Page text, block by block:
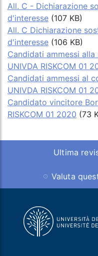
All. C - Dichiarazione
d'interesse (107 KB)
All. C Dichiarazione
d'interesse (106 KB)
Candidati ammessi
UNIVDA RISKCOM 01
Candidati ammessi al
UNIVDA RISKCOM 01
Candidato vincitore
RISKCOM 01 2020 (73
Ultima
Valuta